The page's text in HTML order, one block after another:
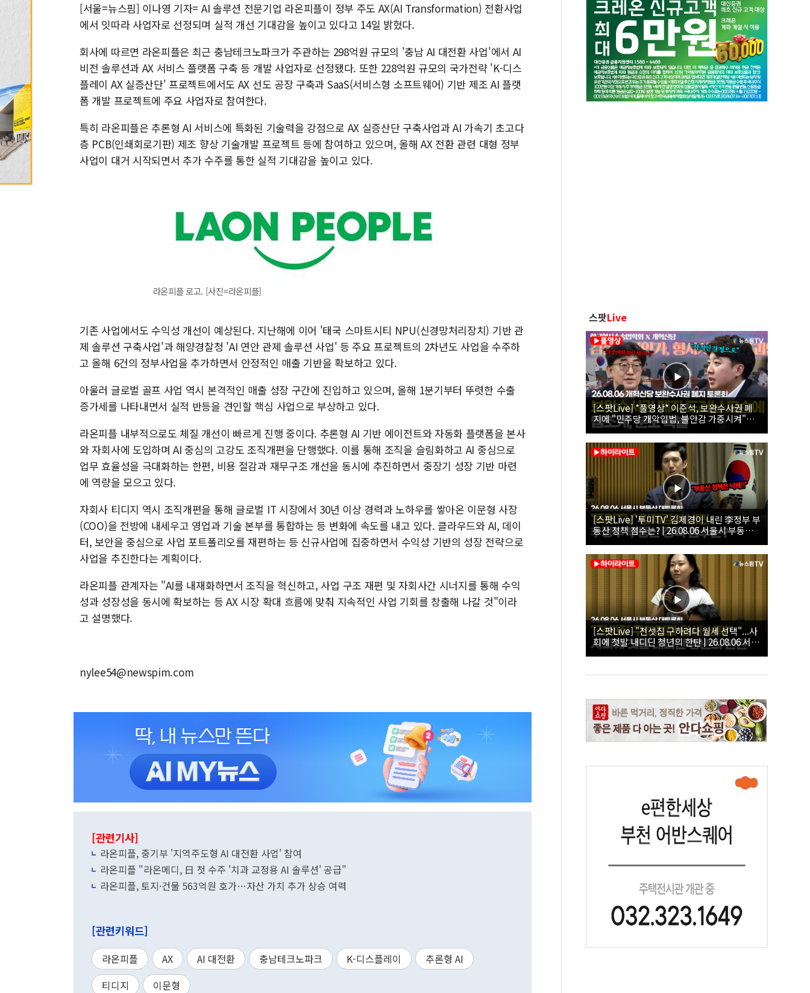
[서울=뉴스핌] 이나영 기자= AI 솔루션 전문기업 라온피플이 정부 주도 AX(AI Transformation) 전환사업
에서 잇따라 사업자로 선정되며 실적 개선 기대감을 높이고 있다고 14일 밝혔다.
회사에 따르면 라온피플은 최근 충남테크노파크가 주관하는 298억원 규모의 '충남 AI 대전환 사업'에서 AI
비전 솔루션과 AX 서비스 플랫폼 구축 등 개발 사업자로 선정됐다. 또한 228억원 규모의 국가전략 'K-디스
플레이 AX 실증산단' 프로젝트에서도 AX 선도 공장 구축과 SaaS(서비스형 소프트웨어) 기반 제조 AI 플랫
폼 개발 프로젝트에 주요 사업자로 참여한다.
특히 라온피플은 추론형 AI 서비스에 특화된 기술력을 강점으로 AX 실증산단 구축사업과 AI 가속기 초고다
층 PCB(인쇄회로기판) 제조 향상 기술개발 프로젝트 등에 참여하고 있으며, 올해 AX 전환 관련 대형 정부
사업이 대거 시작되면서 추가 수주를 통한 실적 기대감을 높이고 있다.
라온피플 로고. [사진=라온피플]
기존 사업에서도 수익성 개선이 예상된다. 지난해에 이어 '태국 스마트시티 NPU(신경망처리장치) 기반 관
제 솔루션 구축사업'과 해양경찰청 'AI 연안 관제 솔루션 사업' 등 주요 프로젝트의 2차년도 사업을 수주하
고 올해 6건의 정부사업을 추가하면서 안정적인 매출 기반을 확보하고 있다.
아울러 글로벌 골프 사업 역시 본격적인 매출 성장 구간에 진입하고 있으며, 올해 1분기부터 뚜렷한 수출
증가세를 나타내면서 실적 반등을 견인할 핵심 사업으로 부상하고 있다.
라온피플 내부적으로도 체질 개선이 빠르게 진행 중이다. 추론형 AI 기반 에이전트와 자동화 플랫폼을 본사
와 자회사에 도입하며 AI 중심의 고강도 조직개편을 단행했다. 이를 통해 조직을 슬림화하고 AI 중심으로
업무 효율성을 극대화하는 한편, 비용 절감과 재무구조 개선을 동시에 추진하면서 중장기 성장 기반 마련
에 역량을 모으고 있다.
자회사 티디지 역시 조직개편을 통해 글로벌 IT 시장에서 30년 이상 경력과 노하우를 쌓아온 이문형 사장
(COO)을 전방에 내세우고 영업과 기술 본부를 통합하는 등 변화에 속도를 내고 있다. 클라우드와 AI, 데이
터, 보안을 중심으로 사업 포트폴리오를 재편하는 등 신규사업에 집중하면서 수익성 기반의 성장 전략으로
사업을 추진한다는 계획이다.
라온피플 관계자는 "AI를 내재화하면서 조직을 혁신하고, 사업 구조 재편 및 자회사간 시너지를 통해 수익
성과 성장성을 동시에 확보하는 등 AX 시장 확대 흐름에 맞춰 지속적인 사업 기회를 창출해 나갈 것"이라
고 설명했다.
nylee54@newspim.com
[관련기사]
라온피플, 중기부 '지역주도형 AI 대전환 사업' 참여
라온피플 "라온메디, 日 첫 수주 '치과 교정용 AI 솔루션' 공급"
라온피플, 토지·건물 563억원 호가…자산 가치 추가 상승 여력
[관련키워드]
라온피플 AX AI 대전환 충남테크노파크 K-디스플레이
추론형 AI
티디지
이문형
스팟Live
[스팟Live] *풀영상* 이준석, 보완수사권 폐
지에 "민주당 개악입법, 불안감 가중시켜"｜
26.08.06 개혁신당 보완수사권 폐지 토론회
[스팟Live] '투미TV' 김제경이 내린 李정부 부
동산 정책 점수는? | 26.08.06 서울시 부동산
대토론회
[스팟Live] "전셋집 구하려다 월세 선택"...사
회에 첫발 내디딘 청년의 한탄 | 26.08.06 서울
시 부동산 대토론회